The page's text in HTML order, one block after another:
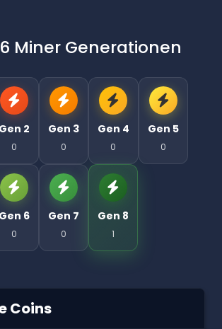
Miner Generationen
Gen 2
0
Gen 3
0
Gen 4
0
Gen 5
0
Gen 6
0
Gen 7
0
Gen 8
1
Coins